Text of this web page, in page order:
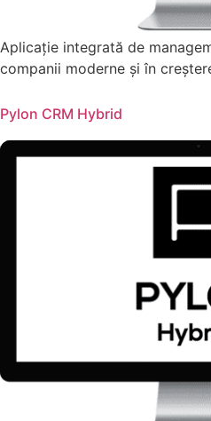
Aplicație integrată de
companii moderne și în
Pylon CRM Hybrid